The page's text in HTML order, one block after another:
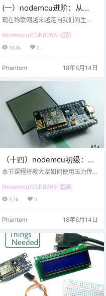
(一）nodemcu进阶：从
Web浏览器控制LED
现在物联网越来越走向我们的生
物体和网络相连接，那么这节课
程，我将带领大家来学习下如何在
材料清单列表： NodeMCU开发板
本节课所需具备的软件环境： * Ard
uino IDE（配置好了esp8266开发环
境，没配置好的看基础部分第一
节） 步骤2：引脚连…
Nodemcu/ESP8266-进阶
10.3k 2
Phantom 18年6月14日
（十四）nodemcu初级：压
力传感器的使用
本节课程将教大家如何使用压力传
非就是读取模拟值，再加上公式计
算出压力值。本节课成相对简单，
，对它施加压力电阻值就会改变。
材料 上面图片上的材料就是本节课
需要准备的。 硬件材料： nodemcu
压力传感器 LED 100 Ω 和 10K Ω
的…
Nodemcu/ESP8266-基础
2.1k 0
Phantom 18年6月14日